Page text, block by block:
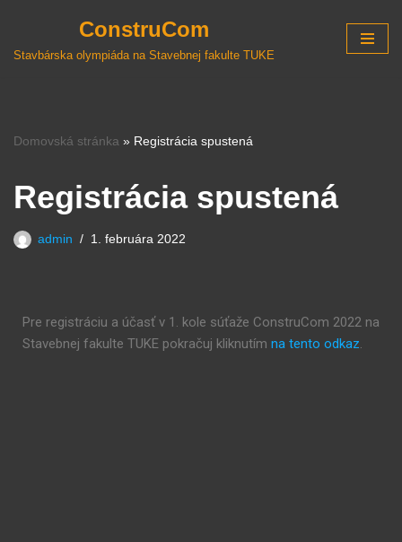
Preskočiť
ConstruCom
Stavbárska olympiáda na Stavebnej fakulte TUKE
Domovská stránka » Registrácia spustená
Registrácia spustená
admin 1. februára 2022
Pre registráciu a účasť v 1. kole súťaže ConstruCom 2022 na
Stavebnej fakulte TUKE pokračuj kliknutím na tento odkaz.